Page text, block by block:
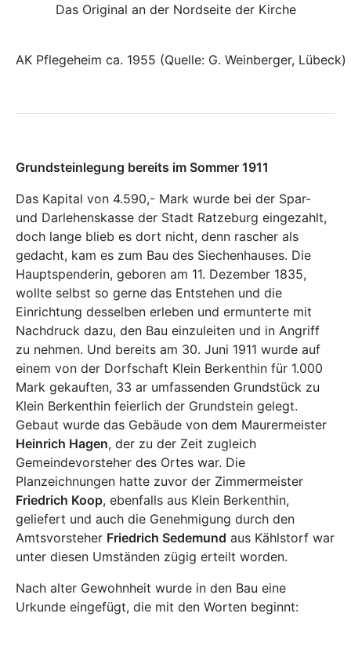
Das Original an der Nordseite der Kirche
AK Pflegeheim ca. 1955 (Quelle: G. Weinberger, Lübeck)
Grundsteinlegung bereits im Sommer 1911
Das Kapital von 4.590,- Mark wurde bei der Spar-
und Darlehenskasse der Stadt Ratzeburg eingezahlt,
doch lange blieb es dort nicht, denn rascher als
gedacht, kam es zum Bau des Siechenhauses. Die
Hauptspenderin, geboren am 11. Dezember 1835,
wollte selbst so gerne das Entstehen und die
Einrichtung desselben erleben und ermunterte mit
Nachdruck dazu, den Bau einzuleiten und in Angriff
zu nehmen. Und bereits am 30. Juni 1911 wurde auf
einem von der Dorfschaft Klein Berkenthin für 1.000
Mark gekauften, 33 ar umfassenden Grundstück zu
Klein Berkenthin feierlich der Grundstein gelegt.
Gebaut wurde das Gebäude von dem Maurermeister
Heinrich Hagen, der zu der Zeit zugleich
Gemeindevorsteher des Ortes war. Die
Planzeichnungen hatte zuvor der Zimmermeister
Friedrich Koop, ebenfalls aus Klein Berkenthin,
geliefert und auch die Genehmigung durch den
Amtsvorsteher Friedrich Sedemund aus Kählstorf war
unter diesen Umständen zügig erteilt worden.
Nach alter Gewohnheit wurde in den Bau eine
Urkunde eingefügt, die mit den Worten beginnt: